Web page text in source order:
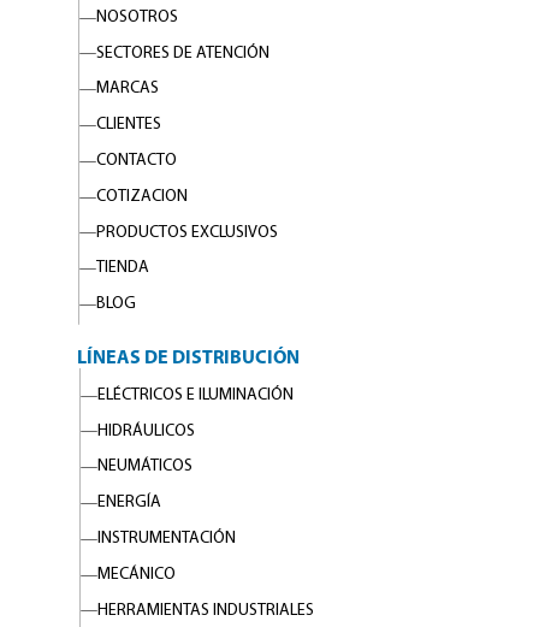
NOSOTROS
SECTORES DE ATENCIÓN
MARCAS
CLIENTES
CONTACTO
COTIZACION
PRODUCTOS EXCLUSIVOS
TIENDA
BLOG
LÍNEAS DE DISTRIBUCIÓN
ELÉCTRICOS E ILUMINACIÓN
HIDRÁULICOS
NEUMÁTICOS
ENERGÍA
INSTRUMENTACIÓN
MECÁNICO
HERRAMIENTAS INDUSTRIALES